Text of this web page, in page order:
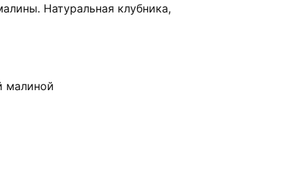
Натуральная клубника,
малиной